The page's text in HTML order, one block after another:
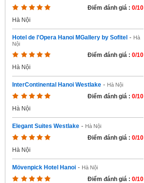
Điểm đánh giá : 0/10
Hà Nội
Hotel de l'Opera Hanoi MGallery by Sofitel - Hà
Nội
Điểm đánh giá : 0/10
Hà Nội
InterContinental Hanoi Westlake - Hà Nội
Điểm đánh giá : 0/10
Hà Nội
Elegant Suites Westlake - Hà Nội
Điểm đánh giá : 0/10
Hà Nội
Mövenpick Hotel Hanoi - Hà Nội
Điểm đánh giá : 0/10